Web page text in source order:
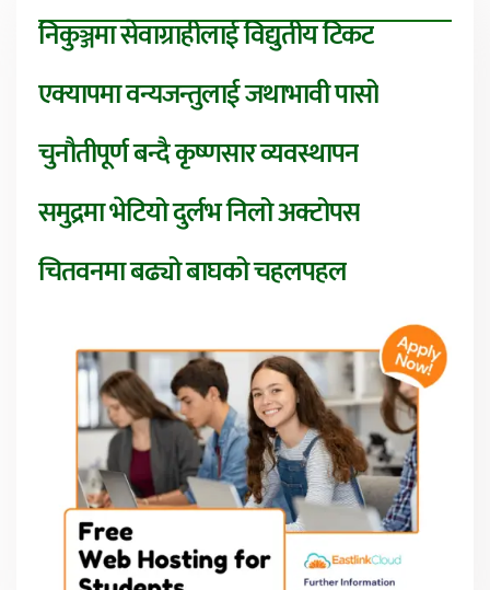
निकुञ्जमा सेवाग्राहीलाई विद्युतीय टिकट
एक्यापमा वन्यजन्तुलाई जथाभावी पासो
चुनौतीपूर्ण बन्दै कृष्णसार व्यवस्थापन
समुद्रमा भेटियो दुर्लभ निलो अक्टोपस
चितवनमा बढ्यो बाघको चहलपहल